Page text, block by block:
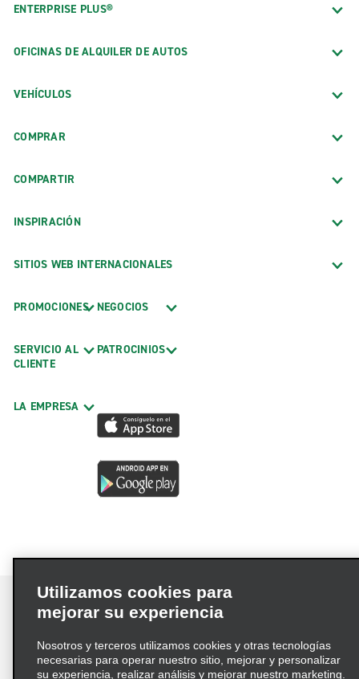
ENTERPRISE PLUS®
OFICINAS DE ALQUILER DE AUTOS
VEHÍCULOS
COMPRAR
COMPARTIR
INSPIRACIÓN
SITIOS WEB INTERNACIONALES
PROMOCIONES
SERVICIO AL
CLIENTE
LA EMPRESA
NEGOCIOS
PATROCINIOS
Términos de uso
Política de privacidad
Política de cookies
Utilizamos cookies para
mejorar su experiencia
Nosotros y terceros utilizamos cookies y otras tecnologías
necesarias para operar nuestro sitio, mejorar y personalizar
su experiencia, realizar análisis y mejorar nuestro marketing.